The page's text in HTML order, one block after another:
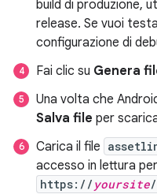
build di produzione,
release. Se vuoi
configurazione di
Fai clic su Genera
Una volta che
Salva file per
Carica il file
accesso in lettura
https:// yoursite